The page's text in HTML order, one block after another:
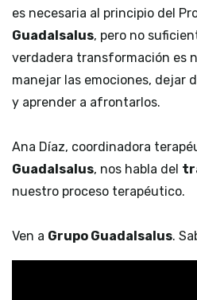
es necesaria al principio del
Guadalsalus, pero no
verdadera transformación es
manejar las emociones, dejar
y aprender a afrontarlos.
Ana Díaz, coordinadora
Guadalsalus, nos habla del
nuestro proceso terapéutico.
Ven a Grupo Guadalsalus.